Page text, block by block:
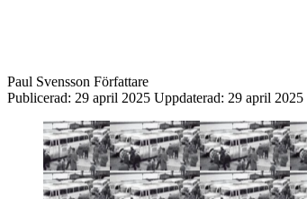
Paul Svensson Författare
Publicerad: 29 april 2025 Uppdaterad: 29 april 2025